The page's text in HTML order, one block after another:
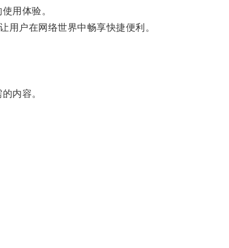
用体验。
户在网络世界中畅享快捷便利。
内容。